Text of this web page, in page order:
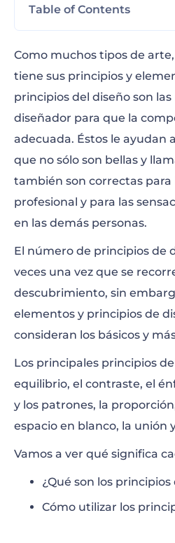
Table of Contents
Cómo utilizar los
Como muchos tipos de
tiene sus principios y
principios del diseño son
diseñador para que la
adecuada. Éstos le ayudan
que no sólo son bellas y
también son correctas para
profesional y para las
en las demás personas.
El número de principios de
veces una vez que se
descubrimiento, sin
elementos y principios de
consideran los básicos y
Los principales principios
equilibrio, el contraste, el
y los patrones, la
espacio en blanco, la unión
Vamos a ver qué significa
¿Qué son los principios
Cómo utilizar los